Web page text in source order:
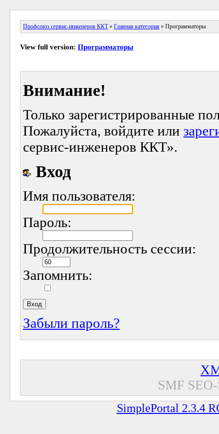
Профсоюз сервис-инженеров ККТ» Главная категория » Программаторы
View full version: Программаторы
Внимание!
Только зарегистрированные
Пожалуйста, войдите или
сервис-инженеров ККТ».
Вход
Имя пользователя:
Пароль:
Продолжительность сессии:
Запомнить:
Забыли пароль?
SMF
SimplePortal 2.3.4